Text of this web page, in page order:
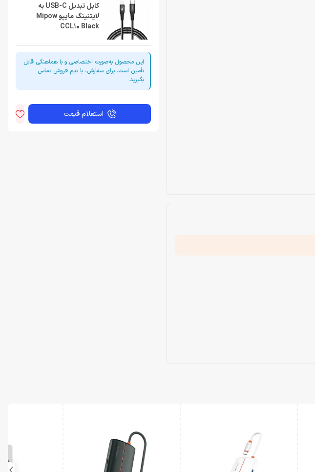
کابل تبدیل USB-C به
لایتنینگ مایپو Mipow
CCL10 Black
این محصول به‌صورت اختصاصی و با هماهنگی قابل
تأمین است. برای سفارش، با تیم فروش تماس
بگیرید.
استعلام قیمت